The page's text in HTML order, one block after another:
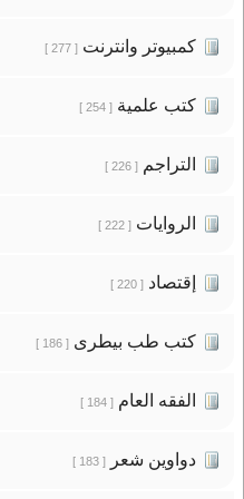
كمبيوتر وانترنت[ 277 ]
كتب علمية[ 254 ]
التراجم[ 226 ]
الروايات[ 222 ]
إقتصاد[ 220 ]
كتب طب بيطرى[ 186 ]
الفقه العام[ 184 ]
دواوين شعر[ 183 ]